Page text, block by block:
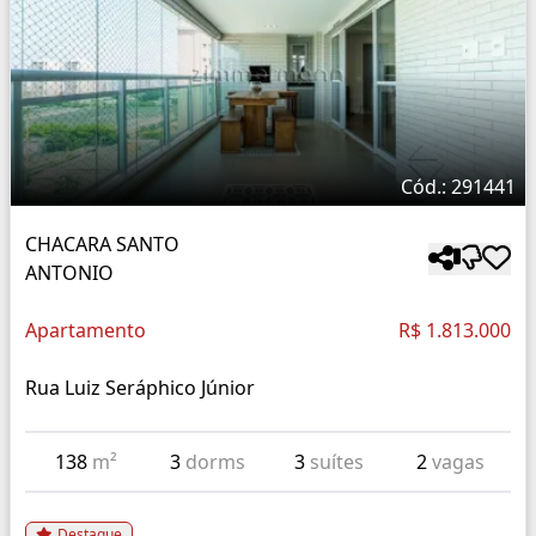
Cód.: 291441
CHACARA SANTO
ANTONIO
Apartamento R$ 1.813.000
Rua Luiz Seráphico Júnior
138 m² 3 dorms 3 suítes 2vagas